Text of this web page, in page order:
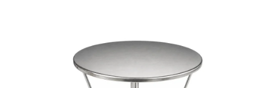
hvězdiček.